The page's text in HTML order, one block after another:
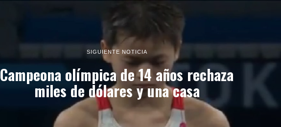
SIGUIENTE NOTICIA
Campeona olímpica de 14 años rechaza
miles de dólares y una casa